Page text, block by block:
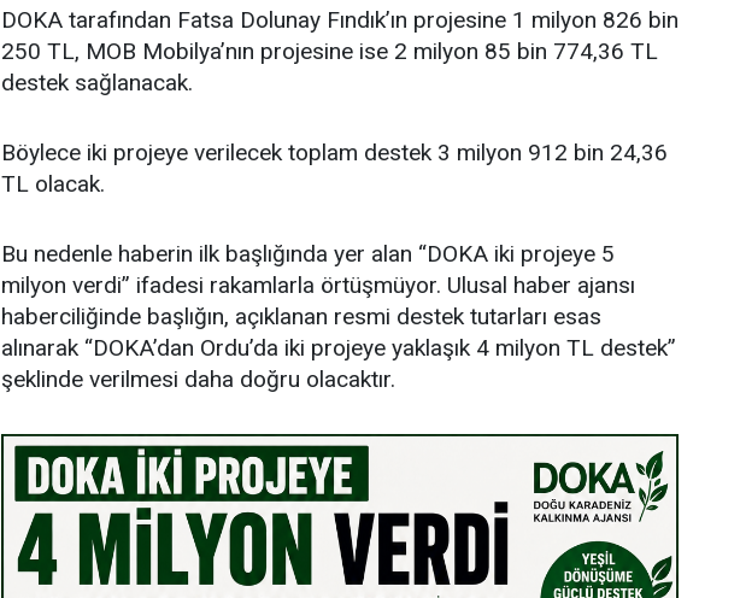
DOKA tarafından Fatsa Dolunay Fındık’ın projesine 1 milyon 826 bin
250 TL, MOB Mobilya’nın projesine ise 2 milyon 85 bin 774,36 TL
destek sağlanacak.
Böylece iki projeye verilecek toplam destek 3 milyon 912 bin 24,36
TL olacak.
Bu nedenle haberin ilk başlığında yer alan “DOKA iki projeye 5
milyon verdi” ifadesi rakamlarla örtüşmüyor. Ulusal haber ajansı
haberciliğinde başlığın, açıklanan resmi destek tutarları esas
alınarak “DOKA’dan Ordu’da iki projeye yaklaşık 4 milyon TL destek”
şeklinde verilmesi daha doğru olacaktır.